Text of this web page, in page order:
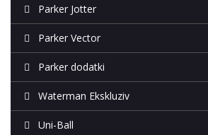
Parker Jotter
Parker Vector
Parker dodatki
Waterman Ekskluziv
Uni-Ball